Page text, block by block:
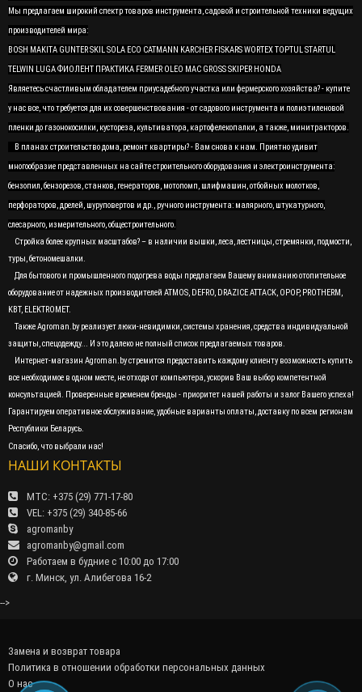
Мы предлагаем широкий спектр товаров инструмента, садовой и строительной техники ведущих
производителей мира:
BOSH MAKITA GUNTER SKIL SOLA ECO CATMANN KARCHER FISKARS WORTEX TOPTUL STARTUL
TELWIN LUGA ФИОЛЕНТ ПРАКТИКА FERMER OLEO MAC GROSS SKIPER HONDA
Являетесь счастливым обладателем приусадебного участка или фермерского хозяйства? - купите
у нас все, что требуется для их совершенствования - от садового инструмента и полиэтиленовой
пленки до газонокосилки, кустореза, культиватора, картофелекопалки, а также, минитракторов.
В планах строительство дома, ремонт квартиры? - Вам снова к нам. Приятно удивит
многообразие представленных на сайте строительного оборудования и электроинструмента:
бензопил, бензорезов, станков, генераторов, мотопомп, шлифмашин, отбойных молотков,
перфораторов, дрелей, шуруповертов и др., ручного инструмента: малярного, штукатурного,
слесарного, измерительного, общестроительного.
Стройка более крупных масштабов? – в наличии вышки, леса, лестницы, стремянки, подмости,
туры, бетономешалки.
Для бытового и промышленного подогрева воды предлагаем Вашему вниманию отопительное
оборудование от надежных производителей ATMOS, DEFRO, DRAZICE ATTACK, OPOP, PROTHERM,
KBT, ELEKTROMET.
Также Agroman.by реализует люки-невидимки, системы хранения, средства индивидуальной
защиты, спецодежду... И это далеко не полный список предлагаемых товаров.
Интернет-магазин Agroman.by стремится предоставить каждому клиенту возможность купить
все необходимое в одном месте, не отходя от компьютера, ускорив Ваш выбор компетентной
консультацией. Проверенные временем бренды - приоритет нашей работы и залог Вашего успеха!
Гарантируем оперативное обслуживание, удобные варианты оплаты, доставку по всем регионам
Республики Беларусь.
Спасибо, что выбрали нас!
НАШИ КОНТАКТЫ
МТС: +375 (29) 771-17-80
VEL: +375 (29) 340-85-66
agromanby
agromanby@gmail.com
Работаем в будние с 10:00 до 17:00
г. Минск, ул. Алибегова 16-2
-->
Замена и возврат товара
Политика в отношении обработки персональных данных
О нас